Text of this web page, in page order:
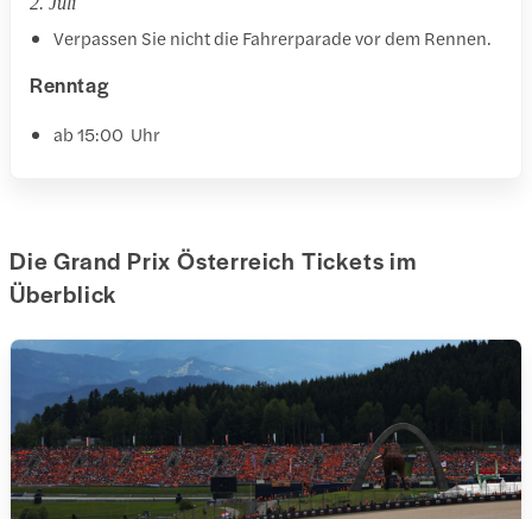
Verpassen Sie nicht die Fahrerparade vor dem Rennen.
Renntag
ab 15:00 Uhr
Die Grand Prix Österreich Tickets im
Überblick